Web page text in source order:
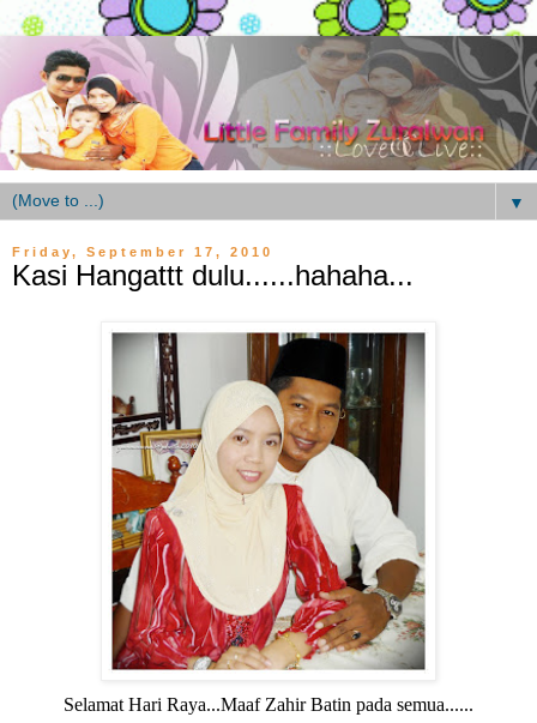
▼
Friday, September 17, 2010
Kasi Hangattt dulu......hahaha...
Selamat Hari Raya...Maaf Zahir Batin pada semua......